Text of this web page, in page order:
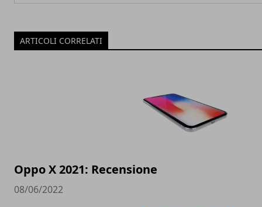
ARTICOLI CORRELATI
Oppo X 2021: Recensione
08/06/2022